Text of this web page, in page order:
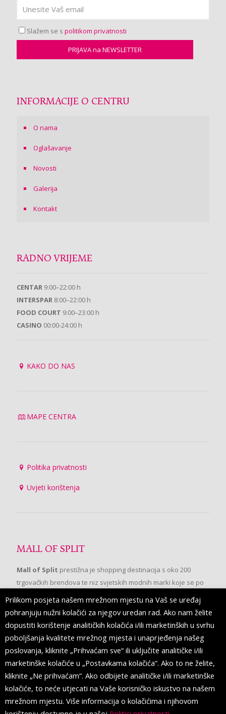
Slažem se s politikom privatnosti
INFORMACIJE O CENTRU
O nama
Oglašavanje
Novosti
Galerija
Kontakt
RADNO VRIJEME
CENTAR 9:00–22:00 h
INTERSPAR 8:00–22:00 h
FOOD COURT 9:00–23:00 h
CASINO 00:00-24:00 h
KAKO DO NAS
MAPE CENTRA
Politika privatnosti
Uvjeti korištenja
MALL OF SPLIT
Mall of Split prestižna je shopping destinacija s oko 200
trgovačkih brendova te niz svjetskih modnih marki koje se po
prvi put pojavljuju u Splitu.
PRATITE NAS
Prilikom posjeta našem mrežnom mjestu na Vaš se uređaj
pohranjuju nužni kolačići za njegov uredan rad. Ako nam želite
dopustiti korištenje analitičkih kolačića i/ili marketinških u svrhu
poboljšanja kvalitete mrežnog mjesta i unaprjeđenja našeg
poslovanja, kliknite „Prihvaćam sve“ ili uključite analitičke i/ili
marketinške kolačiće u „Postavkama kolačića“. Ako to ne želite,
kliknite „Ne prihvaćam“. Ako odbijete analitičke i/ili marketinške
kolačiće, to neće utjecati na Vaše korisničko iskustvo na našem
mrežnom mjestu. Više informacija o kolačićima i njihovom